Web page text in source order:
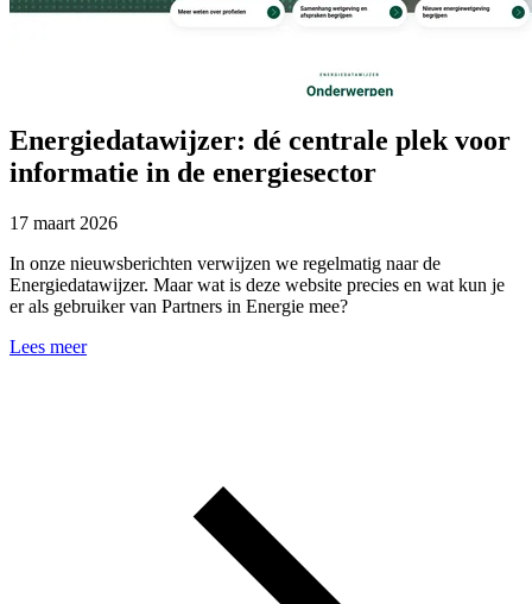
Energiedatawijzer: dé centrale plek voor
informatie in de energiesector
17 maart 2026
In onze nieuwsberichten verwijzen we regelmatig naar de
Energiedatawijzer. Maar wat is deze website precies en wat kun je
er als gebruiker van Partners in Energie mee?
Lees meer